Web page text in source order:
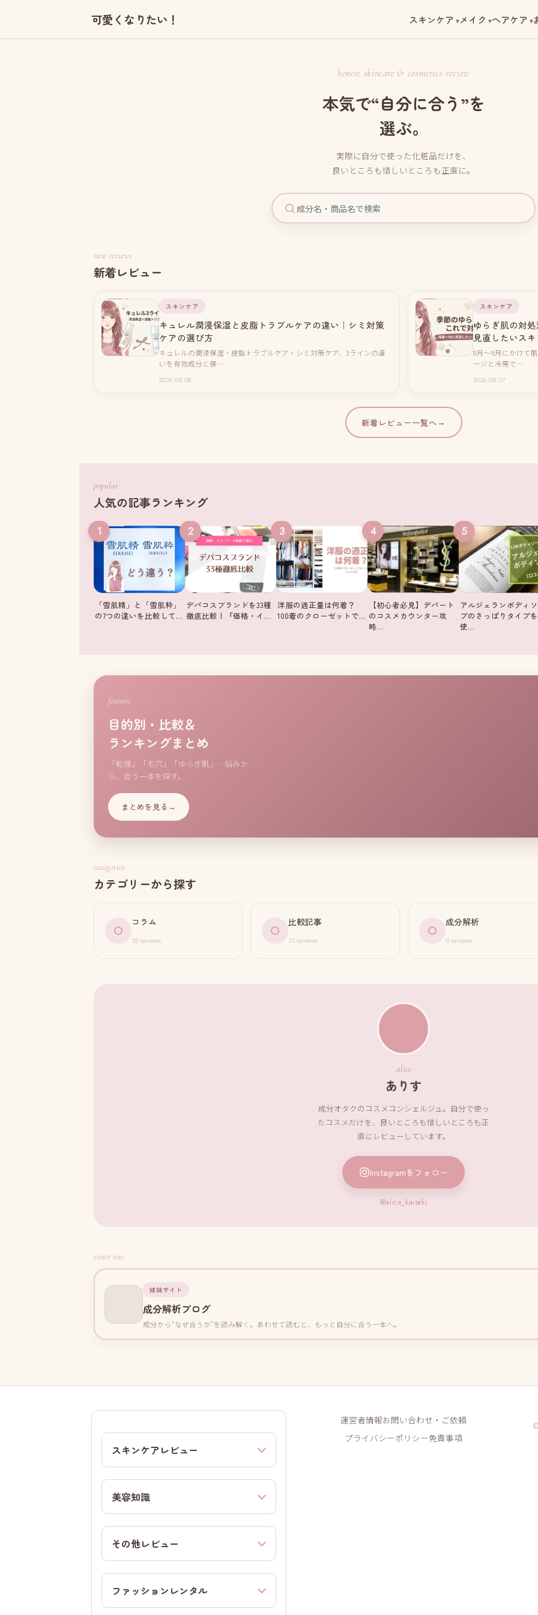
可愛くなりたい！ スキンケア メイク ヘアケア
honest skincare & cosmetics review
本気で“自分に合う”を
選ぶ。
実際に自分で使った化粧品だけを、
良いところも惜しいところも正直に。
new reviews
新着レビュー
スキンケア
キュレル潤浸保湿と皮脂トラブルケアの違い｜シミ対策
ケアの選び方
キュレルの潤浸保湿・皮脂トラブルケア・シミ対策ケア、3ラインの違
いを有効成分と保…
2026.08.08
スキンケア
ゆらぎ肌の対
見直したいス
8月〜9月にかけて
ージと冷房で…
2026.08.07
新着レビュー一覧へ →
popular
人気の記事ランキング
1
「雪肌精」と「雪肌粋」
の7つの違いを比較して…
2
デパコスブランドを33種
徹底比較！『価格・イ…
3
洋服の適正量は何着？
100着のクローゼットで…
4
【初心者必見】デパート
のコスメカウンター攻
略…
5
アルジェランボディ
プのさっぱりタイプを
使…
feature
目的別・比較＆
ランキングまとめ
「乾燥」「毛穴」「ゆらぎ肌」…悩みか
ら、合う一本を探す。
まとめを見る →
categories
カテゴリーから探す
コラム
52 reviews
比較記事
31 reviews
成分解析
0 reviews
alice
ありす
成分オタクのコスメコンシェルジュ。自分で使っ
たコスメだけを、良いところも惜しいところも正
直にレビューしています。
Instagramをフォロー
@alice_kaiseki
sister site
姉妹サイト
成分解析ブログ
成分から“なぜ合うか”を読み解く。あわせて読むと、もっと自分に合う一本へ。
スキンケアレビュー
美容知識
その他レビュー
ファッションレンタル
運営者情報お問い合わせ・ご依頼
プライバシーポリシー免責事項